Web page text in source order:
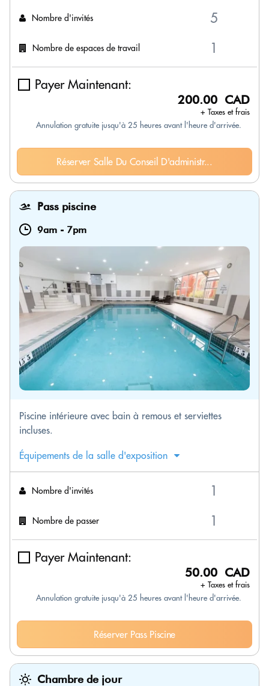
Nombre d'invités
Nombre de espaces de travail
Payer Maintenant:
200.00 CAD
+ Taxes et frais
Annulation gratuite jusqu'à 25 heures avant l'heure d'arrivée.
Réserver Salle Du Conseil D'administr...
Pass piscine
9am - 7pm
Piscine intérieure avec bain à remous et serviettes
incluses.
Équipements de la salle d'exposition
Nombre d'invités
Nombre de passer
Payer Maintenant:
50.00 CAD
+ Taxes et frais
Annulation gratuite jusqu'à 25 heures avant l'heure d'arrivée.
Réserver Pass Piscine
Chambre de jour